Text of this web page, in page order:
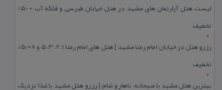
لیست هتل آپارتمان های مشهد در هتل خیابان طبرسی و فلکه آب + 50%
تخفیف
رزرو هتل در خیابان امام رضا مشهد | هتل‌ های امام رضا 1، 2، 3، 5 و 8+50%
تخفیف
بهترین هتل مشهد با صبحانه، ناهار و شام | رزرو هتل مشهد با غذا نزدیک